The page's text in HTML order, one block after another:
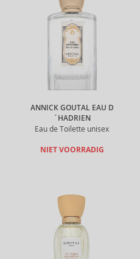
ANNICK GOUTAL EAU D
´HADRIEN
Eau de Toilette unisex
NIET VOORRADIG